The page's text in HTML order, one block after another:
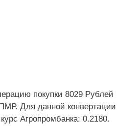
покупки 8029 Рублей
Для данной конвертации
Агропромбанка: 0.2180.